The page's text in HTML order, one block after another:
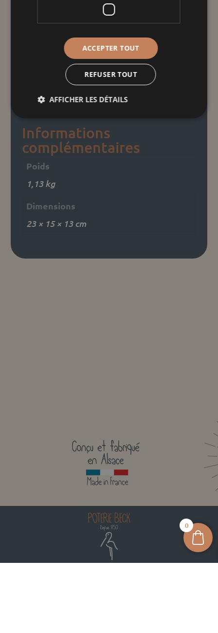
quantité
Terrine
nature
Informations
complémentaires
Poids
1,13 kg
Dimensions
23 × 15 × 13 cm
0
ACCEPTER TOUT
REFUSER TOUT
AFFICHER LES DÉTAILS